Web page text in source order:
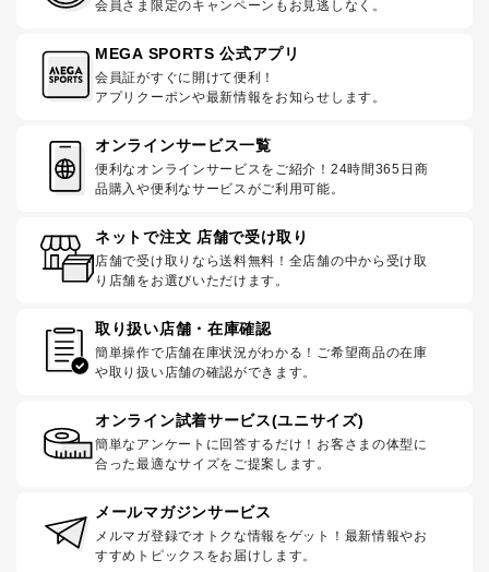
会員さま限定のキャンペーンもお見逃しなく。
MEGA SPORTS 公式アプリ
会員証がすぐに開けて便利！
アプリクーポンや最新情報をお知らせします。
オンラインサービス一覧
便利なオンラインサービスをご紹介！24時間365日商
品購入や便利なサービスがご利用可能。
ネットで注文 店舗で受け取り
店舗で受け取りなら送料無料！全店舗の中から受け取
り店舗をお選びいただけます。
取り扱い店舗・在庫確認
簡単操作で店舗在庫状況がわかる！ご希望商品の在庫
や取り扱い店舗の確認ができます。
オンライン試着サービス(ユニサイズ)
簡単なアンケートに回答するだけ！お客さまの体型に
合った最適なサイズをご提案します。
メールマガジンサービス
メルマガ登録でオトクな情報をゲット！最新情報やお
すすめトピックスをお届けします。